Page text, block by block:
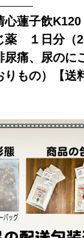
心蓮子飲
薬 １日分（
尿痛、尿のに
もの）【送